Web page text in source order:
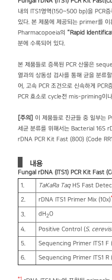
내의 ITS1영역(150~500 bp)을 PCR
있다. 본 제품에 제공되는 primer를
Pharmacopoeia의 “Rapid
분에 수록되어 있다.
본 제품들로 증폭된 PCR 산물은
열과의 상동성 검사를 통해 균을 분류
어, 고속 PCR 조건으로 신속하게
PCR 효소로 cycle전 mis-priming이
[주의]
이 제품들로 진균들 중 일부는
세균 분류를 위해서는 Bacterial 16S
rDNA PCR Kit Fast (800) (Code
내용
Fungal rDNA (ITS1) PCR Kit Fast
1.
TaKaRa TaqHS Fast
2. rDNA ITS1 Primer Mix (10x)
3. dH2O
4. Positive Control (S.
5. Sequencing Primer ITS1 F
6. Sequencing Primer ITS1 R
＊1